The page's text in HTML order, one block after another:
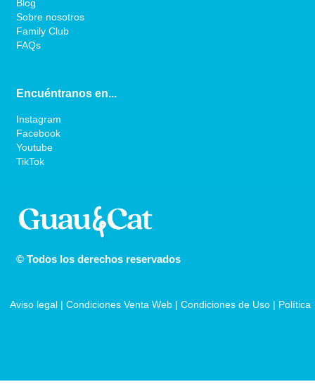
Blog
Sobre nosotros
Family Club
FAQs
Encuéntranos en...
Instagram
Facebook
Youtube
TikTok
© Todos los derechos reservados
Aviso legal | Condiciones Venta Web | Condiciones de Uso | Política